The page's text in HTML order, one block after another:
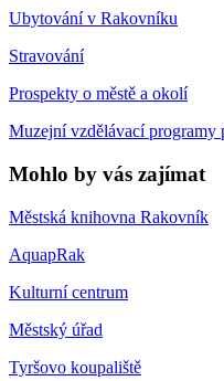
Ubytování v Rakovníku
Stravování
Prospekty o městě a okolí
Muzejní vzdělávací programy
Mohlo by vás zajímat
Městská knihovna Rakovník
AquapRak
Kulturní centrum
Městský úřad
Tyršovo koupaliště